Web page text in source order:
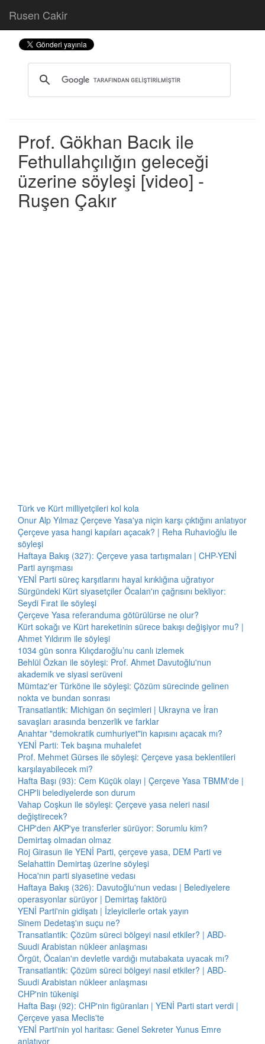
Rusen Cakir
Prof. Gökhan Bacık ile
Fethullahçılığın geleceği
üzerine söyleşi [video] -
Ruşen Çakır
Türk ve Kürt milliyetçileri kol kola
Onur Alp Yılmaz Çerçeve Yasa'ya niçin karşı çıktığını anlatıyor
Çerçeve yasa hangi kapıları açacak? | Reha Ruhavioğlu ile
söyleşi
Haftaya Bakış (327): Çerçeve yasa tartışmaları | CHP-YENİ
Parti ayrışması
YENİ Parti süreç karşıtlarını hayal kırıklığına uğratıyor
Sürgündeki Kürt siyasetçiler Öcalan'ın çağrısını bekliyor:
Seydi Fırat ile söyleşi
Çerçeve Yasa referanduma götürülürse ne olur?
Kürt sokağı ve Kürt hareketinin sürece bakışı değişiyor mu? |
Ahmet Yıldırım ile söyleşi
1034 gün sonra Kılıçdaroğlu’nu canlı izlemek
Behlül Özkan ile söyleşi: Prof. Ahmet Davutoğlu'nun
akademik ve siyasi serüveni
Mümtaz'er Türköne ile söyleşi: Çözüm sürecinde gelinen
nokta ve bundan sonrası
Transatlantik: Michigan ön seçimleri | Ukrayna ve İran
savaşları arasında benzerlik ve farklar
Anahtar "demokratik cumhuriyet"in kapısını açacak mı?
YENİ Parti: Tek başına muhalefet
Prof. Mehmet Gürses ile söyleşi: Çerçeve yasa beklentileri
karşılayabilecek mi?
Hafta Başı (93): Cem Küçük olayı | Çerçeve Yasa TBMM'de |
CHP'li belediyelerde son durum
Vahap Coşkun ile söyleşi: Çerçeve yasa neleri nasıl
değiştirecek?
CHP'den AKP'ye transferler sürüyor: Sorumlu kim?
Demirtaş olmadan olmaz
Roj Girasun ile YENİ Parti, çerçeve yasa, DEM Parti ve
Selahattin Demirtaş üzerine söyleşi
Hoca'nın parti siyasetine vedası
Haftaya Bakış (326): Davutoğlu'nun vedası | Belediyelere
operasyonlar sürüyor | Demirtaş faktörü
YENİ Parti'nin gidişatı | İzleyicilerle ortak yayın
Sinem Dedetaş'ın suçu ne?
Transatlantik: Çözüm süreci bölgeyi nasıl etkiler? | ABD-
Suudi Arabistan nükleer anlaşması
Örgüt, Öcalan'ın devletle vardığı mutabakata uyacak mı?
Transatlantik: Çözüm süreci bölgeyi nasıl etkiler? | ABD-
Suudi Arabistan nükleer anlaşması
CHP'nin tükenişi
Hafta Başı (92): CHP'nin figüranları | YENİ Parti start verdi |
Çerçeve yasa Meclis'te
YENİ Parti'nin yol haritası: Genel Sekreter Yunus Emre
anlatıyor